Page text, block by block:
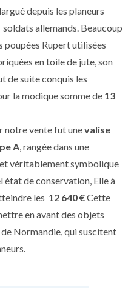
depuis les planeurs
allemands. Beaucoup
Rupert utilisées
en toile de jute, son
de suite conquis les
la modique somme de 13
notre vente fut unevalise
A, rangée dans une
véritablement symbolique
état de conservation, Elle à
les 12 640 €Cette
en avant des objets
Normandie, qui suscitent